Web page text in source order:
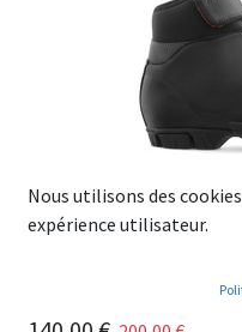
Chaussures VTT Fi'zi:k
Nous utilisons des
expérience utilisateur.